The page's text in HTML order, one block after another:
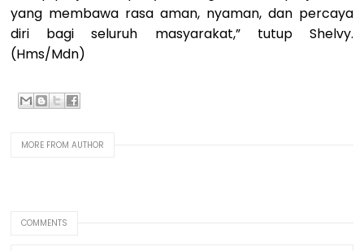
yang membawa rasa aman, nyaman, dan percaya
diri bagi seluruh masyarakat,” tutup Shelvy.
(Hms/Mdn)
MORE FROM AUTHOR
COMMENTS